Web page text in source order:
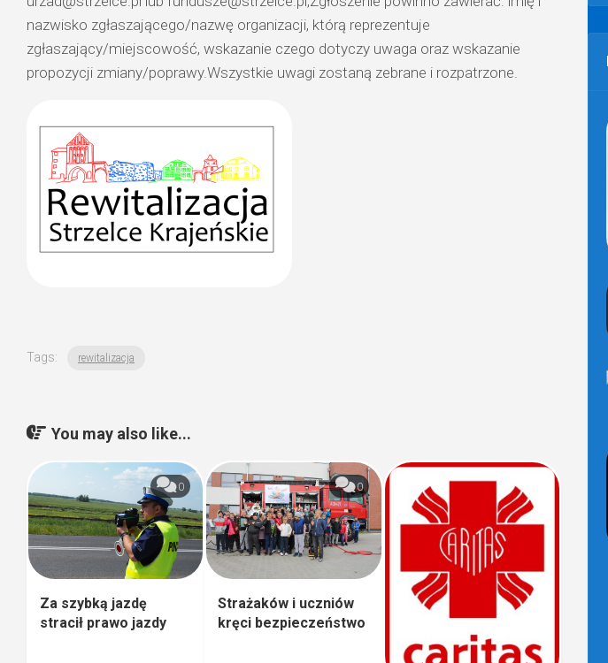
nazwisko zgłaszającego/nazwę organizacji, którą reprezentuje
zgłaszający/miejscowość, wskazanie czego dotyczy uwaga oraz wskazanie
propozycji zmiany/poprawy.Wszystkie uwagi zostaną zebrane i rozpatrzone.
Tags: rewitalizacja
You may also like...
0
Za szybką jazdę
stracił prawo jazdy
0
Strażaków i uczniów
kręci bezpieczeństwo